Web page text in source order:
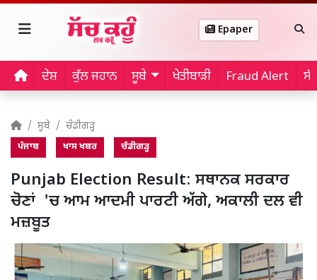
Epaper
ਦੇਸ਼ ਕੁੱਲ ਜਹਾਨ ਸੂਬੇ ਖੇਤੀਬਾੜੀ Fraud Alert
ਸੂਬੇ ਚੰਡੀਗੜ੍ਹ
ਪੰਜਾਬ ਖਾਸ ਖਬਰ ਚੰਡੀਗੜ੍ਹ
Punjab Election Result: ਸਥਾਨਕ ਸਰਕਾਰ
ਚੋਣਾਂ 'ਚ ਆਮ ਆਦਮੀ ਪਾਰਟੀ ਅੱਗੇ, ਅਕਾਲੀ ਦਲ ਵੀ
ਮਜ਼ਬੂਤ